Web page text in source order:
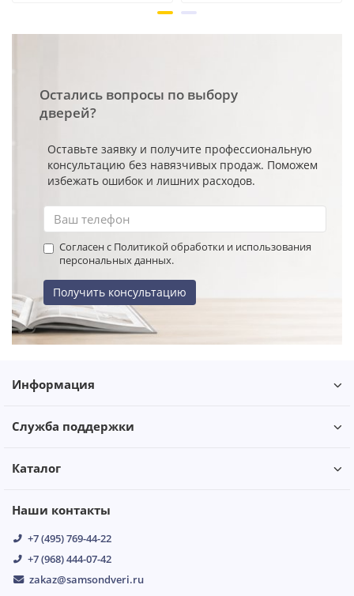
Остались вопросы по выбору
дверей?
Оставьте заявку и получите профессиональную
консультацию без навязчивых продаж. Поможем
избежать ошибок и лишних расходов.
Согласен с Политикой обработки и использования
персональных данных.
Получить консультацию
Информация
Служба поддержки
Каталог
Наши контакты
+7 (495) 769-44-22
+7 (968) 444-07-42
zakaz@samsondveri.ru